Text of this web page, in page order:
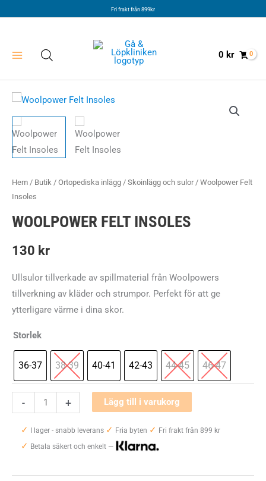
Fri frakt från 899kr
0 kr
Hem / Butik / Ortopediska inlägg / Skoinlägg och sulor/ Woolpower Felt
Insoles
WOOLPOWER FELT INSOLES
130 kr
Ullsulor tillverkade av spillmaterial från Woolpowers
tillverkning av kläder och strumpor. Perfekt för att ge
ytterligare värme i dina skor.
Storlek
36-37 38-39 40-41 42-43 44-45 46-47
-
Woolpower
Felt
Insoles
mängd
+ Lägg till i varukorg
✓ I lager - snabb leverans ✓ Fria byten ✓ Fri frakt från 899 kr
✓ Betala säkert och enkelt —